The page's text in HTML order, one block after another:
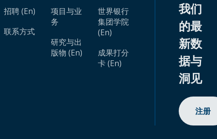
招聘 (En)
联系方式
项目与业
务
研究与出
版物 (En)
世界银行
集团学院
(En)
成果打分
卡 (En)
我们
的最
新数
据与
洞见
注册